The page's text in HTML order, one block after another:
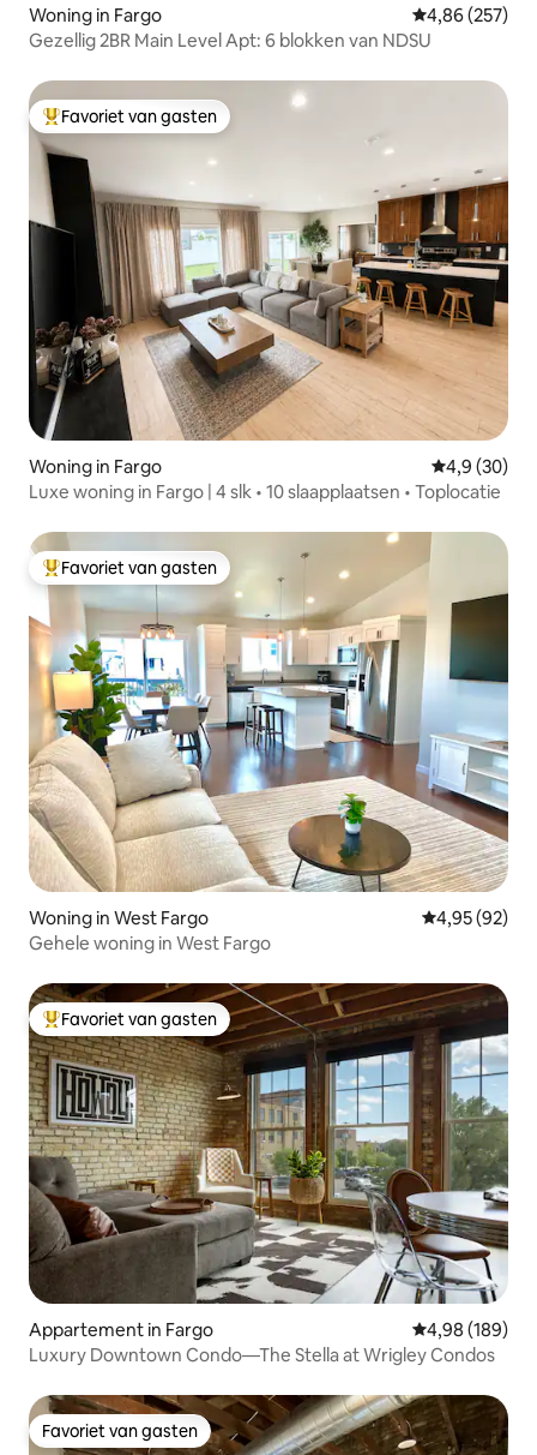
Woning in Fargo Gemiddelde
4,86 (257)
Gezellig 2BR Main Level Apt: 6 blokken van NDSU
Topfavoriet van gasten
Favoriet van gasten
Woning in Fargo Gemiddelde
4,9 (30)
Luxe woning in Fargo | 4 slk • 10 slaapplaatsen • Toplocatie
Topfavoriet van gasten
Favoriet van gasten
Woning in West Fargo Gemiddelde
4,95 (92)
Gehele woning in West Fargo
Topfavoriet van gasten
Favoriet van gasten
Appartement in Fargo Gemiddelde
4,98 (189)
Luxury Downtown Condo—The Stella at Wrigley Condos
Favoriet van gasten
Favoriet van gasten